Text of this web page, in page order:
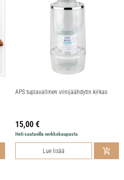
APS tuplavallinen viinijäähdytin kirkas
15,00 €
Heti saatavilla verkkokaupasta
Lue lisää